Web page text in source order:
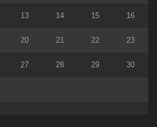
13 14 15 16
20 21 22 23
27 28 29 30